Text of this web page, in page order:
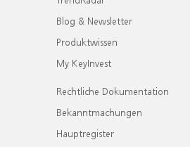
Blog & Newsletter
Produktwissen
My KeyInvest
Rechtliche Dokumentation
Bekanntmachungen
Hauptregister